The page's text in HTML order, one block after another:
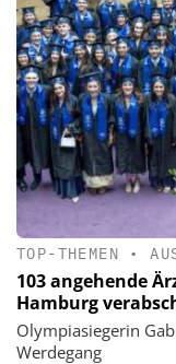
TOP-THEMEN •
103 angehende
Hamburg
Olympiasiegerin
Werdegang